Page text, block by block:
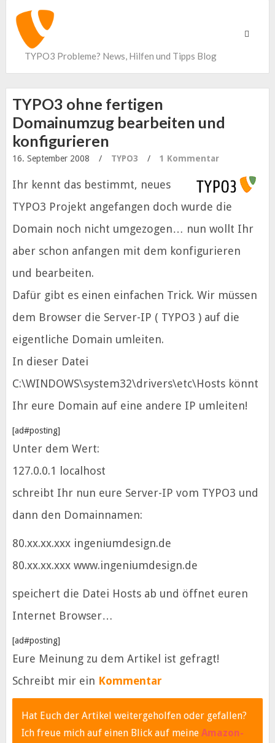
Toggle
TYPO3 Probleme? News, Hilfen und Tipps Blog
TYPO3 ohne fertigen
Domainumzug bearbeiten und
konfigurieren
16. September 2008 / TYPO3 / 1 Kommentar
Ihr kennt das bestimmt, neues
TYPO3 Projekt angefangen doch wurde die
Domain noch nicht umgezogen… nun wollt Ihr
aber schon anfangen mit dem konfigurieren
und bearbeiten.
Dafür gibt es einen einfachen Trick. Wir müssen
dem Browser die Server-IP ( TYPO3 ) auf die
eigentliche Domain umleiten.
In dieser Datei
C:\WINDOWS\system32\drivers\etc\Hosts könnt
Ihr eure Domain auf eine andere IP umleiten!
[ad#posting]
Unter dem Wert:
127.0.0.1 localhost
schreibt Ihr nun eure Server-IP vom TYPO3 und
dann den Domainnamen:
80.xx.xx.xxx ingeniumdesign.de
80.xx.xx.xxx www.ingeniumdesign.de
speichert die Datei Hosts ab und öffnet euren
Internet Browser…
[ad#posting]
Eure Meinung zu dem Artikel ist gefragt!
Schreibt mir ein Kommentar
Hat Euch der Artikel weitergeholfen oder gefallen?
Ich freue mich auf einen Blick auf meine Amazon-